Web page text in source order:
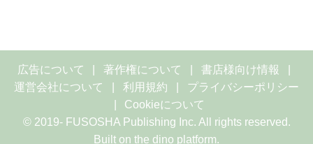
広告について 著作権について
書店様向け情報
運営会社について
利用規約
プライバシーポリシー
Cookieについて
© 2019- FUSOSHA Publishing Inc. All rights reserved.
Built on the dino platform.